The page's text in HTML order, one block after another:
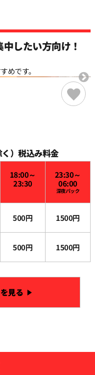
したい方向け！
めです。
）税込み料金
18:00～
23:30
23:30～
06:00
深夜パック
500円 1500円
500円 1500円
見る